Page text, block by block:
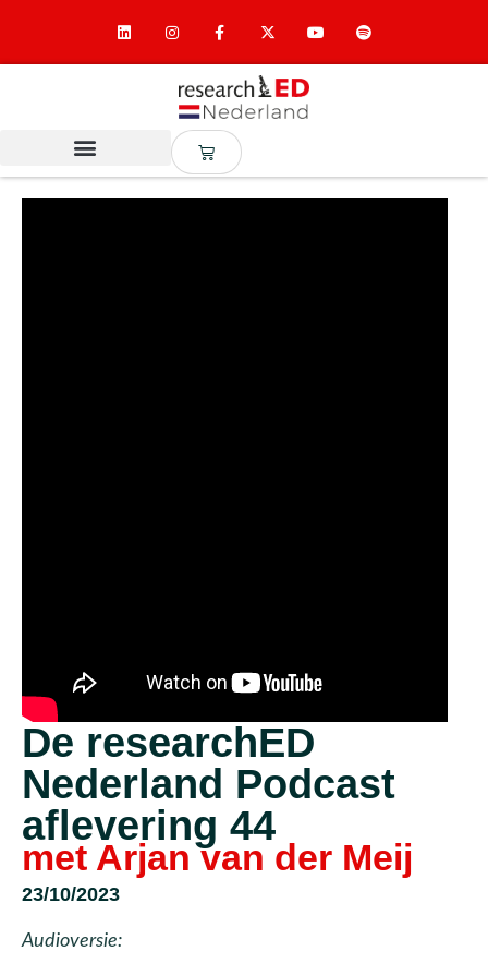
De researchED
Nederland Podcast
aflevering 44
met Arjan van der Meij
23/10/2023
Audioversie: